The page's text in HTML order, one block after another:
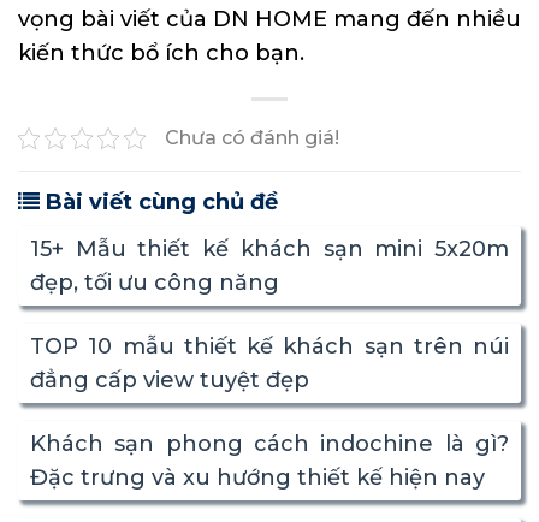
vọng bài viết của DN HOME mang đến nhiều
kiến thức bổ ích cho bạn.
Chưa có đánh giá!
Bài viết cùng chủ đề
15+ Mẫu thiết kế khách sạn mini 5x20m
đẹp, tối ưu công năng
TOP 10 mẫu thiết kế khách sạn trên núi
đẳng cấp view tuyệt đẹp
Khách sạn phong cách indochine là gì?
Đặc trưng và xu hướng thiết kế hiện nay